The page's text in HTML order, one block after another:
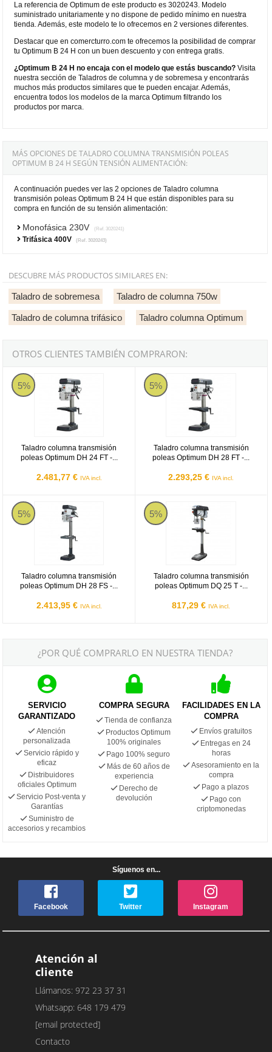
La referencia de Optimum de este producto es 3020243. Modelo
suministrado unitariamente y no dispone de pedido mínimo en nuestra
tienda. Además, este modelo te lo ofrecemos en 2 versiones diferentes.
Destacar que en comercturro.com te ofrecemos la posibilidad de comprar
tu Optimum B 24 H con un buen descuento y con entrega gratis.
¿Optimum B 24 H no encaja con el modelo que estás buscando? Visita
nuestra sección de Taladros de columna y de sobremesa y encontrarás
muchos más productos similares que te pueden encajar. Además,
encuentra todos los modelos de la marca Optimum filtrando los
productos por marca.
MÁS OPCIONES DE TALADRO COLUMNA TRANSMISIÓN POLEAS
OPTIMUM B 24 H SEGÚN TENSIÓN ALIMENTACIÓN:
A continuación puedes ver las 2 opciones de Taladro columna
transmisión poleas Optimum B 24 H que están disponibles para su
compra en función de su tensión alimentación:
Monofásica 230V (Ref. 3020241)
Trifásica 400V (Ref. 3020243)
DESCUBRE MÁS PRODUCTOS SIMILARES EN:
Taladro de sobremesa Taladro de columna 750w
Taladro de columna trifásico Taladro columna Optimum
OTROS CLIENTES TAMBIÉN COMPRARON:
5%
Taladro columna transmisión
poleas Optimum DH 24 FT -...
2.481,77 € IVA incl.
Optimum DH 24 FT
5%
Taladro columna transmisión
poleas Optimum DH 28 FT -...
2.293,25 € IVA incl.
Optimum DH 28 FT
5%
Taladro columna transmisión
poleas Optimum DH 28 FS -...
2.413,95 € IVA incl.
Optimum DH 28 FS
5%
Taladro columna transmisión
poleas Optimum DQ 25 T -...
817,29 € IVA incl.
Optimum DQ 25 T
¿POR QUÉ COMPRARLO EN NUESTRA TIENDA?
SERVICIO
GARANTIZADO
Atención
personalizada
Servicio rápido y
eficaz
Distribuidores
oficiales Optimum
Servicio Post-venta y
Garantías
Suministro de
accesorios y recambios
COMPRA SEGURA
Tienda de confianza
Productos Optimum
100% originales
Pago 100% seguro
Más de 60 años de
experiencia
Derecho de
devolución
FACILIDADES EN LA
COMPRA
Envíos gratuitos
Entregas en 24
horas
Asesoramiento en la
compra
Pago a plazos
Pago con
criptomonedas
Síguenos en...
Facebook Twitter Instagram
Atención al
cliente
Llámanos: 972 23 37 31
Whatsapp: 648 179 479
[email protected]
Contacto